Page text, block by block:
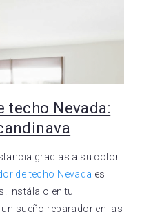
techo Nevada:
gracias a su color
de techo Nevada es
Instálalo en tu
sueño reparador en las